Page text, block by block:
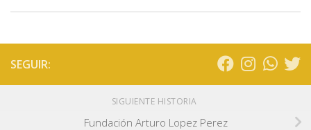
SEGUIR:
SIGUIENTE HISTORIA
Fundación Arturo Lopez Perez